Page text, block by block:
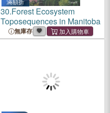
30.Forest Ecosystem
Toposequences in Manitoba
無庫存